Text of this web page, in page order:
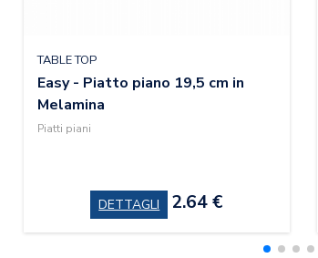
TABLE TOP
Easy - Piatto piano 19,5 cm in
Melamina
Piatti piani
DETTAGLI 2.64 €